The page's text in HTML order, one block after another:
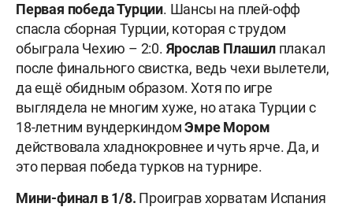
Первая победа Турции. Шансы на плей-офф
спасла сборная Турции, которая с трудом
обыграла Чехию – 2:0. Ярослав Плашил плакал
после финального свистка, ведь чехи вылетели,
да ещё обидным образом. Хотя по игре
выглядела не многим хуже, но атака Турции с
18-летним вундеркиндомЭмре Мором
действовала хладнокровнее и чуть ярче. Да, и
это первая победа турков на турнире.
Мини-финал в 1/8. Проиграв хорватам Испания